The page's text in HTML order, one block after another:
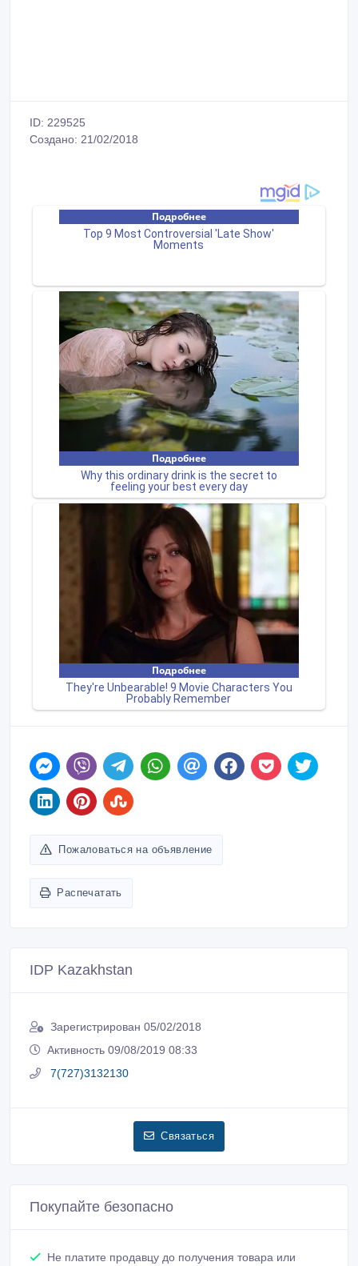
ID: 229525
Создано: 21/02/2018
Пожаловаться на объявление
Распечатать
IDP Kazakhstan
Зарегистрирован 05/02/2018
Активность 09/08/2019 08:33
7(727)3132130
Связаться
Покупайте безопасно
Не платите продавцу до получения товара или